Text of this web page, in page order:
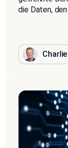
die Daten,